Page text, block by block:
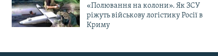
«Полювання на колони». Як ЗСУ
ріжуть військову логістику Росії в
Криму